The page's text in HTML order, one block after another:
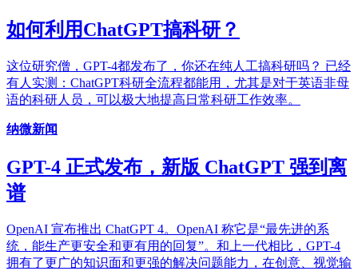
如何利用ChatGPT搞科研？
这位研究僧，GPT-4都发布了，你还在纯人工搞科研吗？ 已经
有人实测：ChatGPT科研全流程都能用，尤其是对于英语非母
语的科研人员，可以极大地提高日常科研工作效率。
纳微新闻
GPT-4 正式发布，新版 ChatGPT 强到离
谱
OpenAI 宣布推出 ChatGPT 4。OpenAI 称它是“最先进的系
统，能生产更安全和更有用的回复”。和上一代相比，GPT-4
拥有了更广的知识面和更强的解决问题能力，在创意、视觉输